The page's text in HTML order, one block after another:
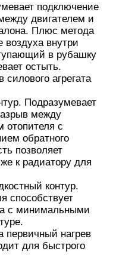
подключение
двигателем и
Плюс метода
воздуха внутри
в рубашку
остыть.
агрегата
Подразумевает
между
отопителя с
обратного
позволяет
к радиатору для
контур.
способствует
с минимальными
первичный нагрев
для быстрого